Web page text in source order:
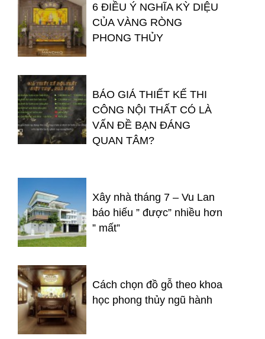
6 ĐIỀU Ý NGHĨA KỲ DIỆU
CỦA VÀNG RÒNG
PHONG THỦY
BÁO GIÁ THIẾT KẾ THI
CÔNG NỘI THẤT CÓ LÀ
VẤN ĐỀ BẠN ĐÁNG
QUAN TÂM?
Xây nhà tháng 7 – Vu Lan
báo hiếu ” được” nhiều hơn
” mất”
Cách chọn đồ gỗ theo khoa
học phong thủy ngũ hành